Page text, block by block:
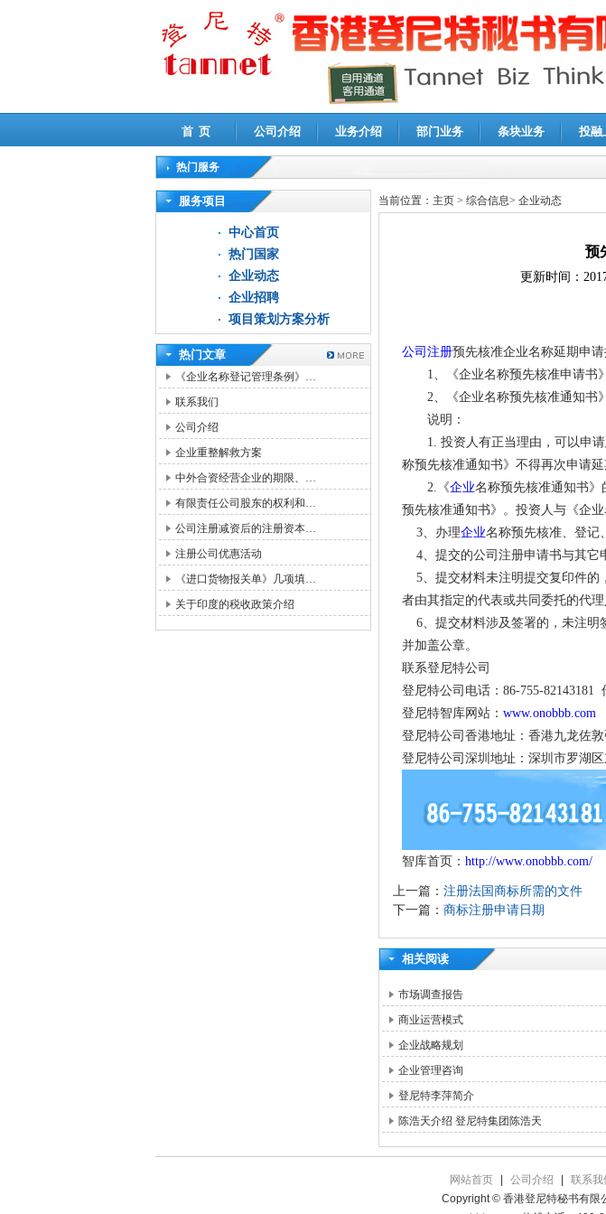
首 页 公司介绍 业务介绍 部门业务 条块业务 投融
热门服务
高新技术企业认定审计|企业所得税汇算清缴申报鉴证
服务项目
中心首页
热门国家
企业动态
企业招聘
项目策划方案分析
热门文章
《企业名称登记管理条例》…
联系我们
公司介绍
企业重整解救方案
中外合资经营企业的期限、…
有限责任公司股东的权利和…
公司注册减资后的注册资本…
注册公司优惠活动
《进口货物报关单》几项填…
关于印度的税收政策介绍
当前位置： 主页 > 综合信息> 企业动态
预
更新时间：
公司注册预先核准企业名称延期申
1、《企业名称预先核准申请书》
2、《企业名称预先核准通知书》
说明：
1. 投资人有正当理由，可以申请
称预先核准通知书》不得再次申请延
2.《企业名称预先核准通知书
预先核准通知书》。投资人与《企
3、办理企业名称预先核准、登记
4、提交的公司注册申请书与其它
5、提交材料未注明提交复印件的
者由其指定的代表或共同委托的代理
6、提交材料涉及签署的，未注明
并加盖公章。
联系登尼特公司
登尼特公司电话：86-755-82143181
登尼特智库网站： www.onobbb.com
登尼特公司香港地址：香港九龙佐
登尼特公司深圳地址：深圳市罗湖区
智库首页： http://www.onobbb.com/
上一篇： 注册法国商标所需的文件
下一篇： 商标注册申请日期
相关阅读
市场调查报告
商业运营模式
企业战略规划
企业管理咨询
登尼特李萍简介
陈浩天介绍 登尼特集团陈浩天
网站首页 公司介绍
联系我
Copyright © 香港登尼特秘书有限